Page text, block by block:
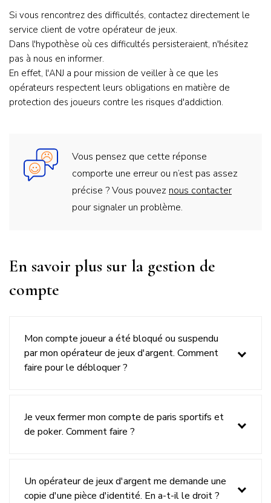
Si vous rencontrez des difficultés, contactez directement le
service client de votre opérateur de jeux.
Dans l'hypothèse où ces difficultés persisteraient, n'hésitez
pas à nous en informer.
En effet, l'ANJ a pour mission de veiller à ce que les
opérateurs respectent leurs obligations en matière de
protection des joueurs contre les risques d'addiction.
Vous pensez que cette réponse
comporte une erreur ou n’est pas assez
précise ? Vous pouvez nous contacter
pour signaler un problème.
Titre
du
question
En savoir plus sur la gestion de
compte
Mon compte joueur a été bloqué ou suspendu
par mon opérateur de jeux d'argent. Comment
faire pour le débloquer ?
Je veux fermer mon compte de paris sportifs et
de poker. Comment faire ?
Un opérateur de jeux d'argent me demande une
copie d'une pièce d'identité. En a-t-il le droit ?